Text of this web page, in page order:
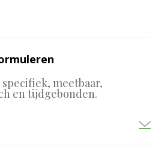
specifiek, meetbaar,
en tijdgebonden.